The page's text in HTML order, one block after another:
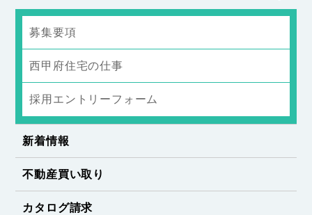
募集要項
西甲府住宅の仕事
採用エントリーフォーム
新着情報
不動産買い取り
カタログ請求